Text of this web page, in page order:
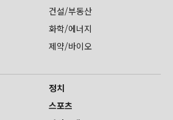
건설/부동산
화학/에너지
제약/바이오
정치
스포츠